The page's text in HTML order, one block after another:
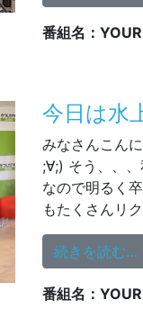
番組名：
今日は水
みなさんこん
;∀;) そう、、
なので明るく
もたくさんリ
続きを読む…
番組名：